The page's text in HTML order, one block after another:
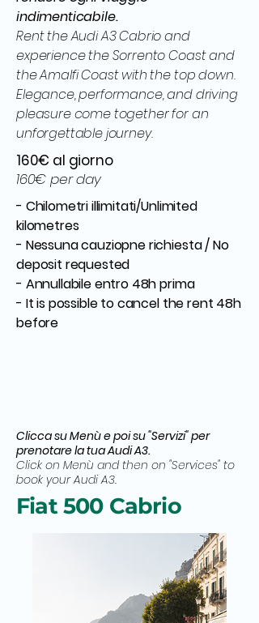
indimenticabile.
Rent the Audi A3 Cabrio and
experience the Sorrento Coast and
the Amalfi Coast with the top down.
Elegance, performance, and driving
pleasure come together for an
unforgettable journey.
160€ al giorno
160€ per day
- Chilometri illimitati/Unlimited
kilometres
- Nessuna cauziopne richiesta / No
deposit requested
- Annullabile entro 48h prima
- It is possible to cancel the rent 48h
before
Clicca su Menù e poi su "Servizi" per
prenotare la tua Audi A3.
Click on Menù and then on "Services" to
book your Audi A3.
Fiat 500 Cabrio